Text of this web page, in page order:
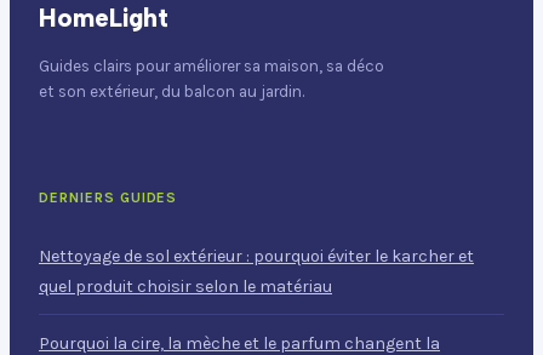
HomeLight
Guides clairs pour améliorer sa maison, sa déco
et son extérieur, du balcon au jardin.
DERNIERS GUIDES
Nettoyage de sol extérieur : pourquoi éviter le karcher et
quel produit choisir selon le matériau
Pourquoi la cire, la mèche et le parfum changent la